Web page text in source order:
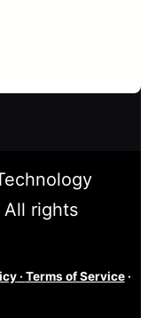
rights
· Terms of Service·